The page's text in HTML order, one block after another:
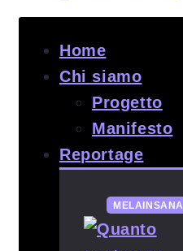
Home
Chi siamo
Progetto
Manifesto
Reportage
MELAINSANA